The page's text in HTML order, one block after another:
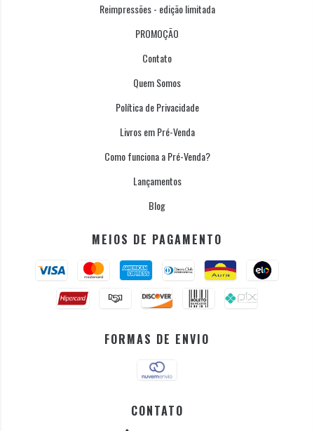
Reimpressões - edição limitada
PROMOÇÃO
Contato
Quem Somos
Política de Privacidade
Livros em Pré-Venda
Como funciona a Pré-Venda?
Lançamentos
Blog
MEIOS DE PAGAMENTO
FORMAS DE ENVIO
CONTATO